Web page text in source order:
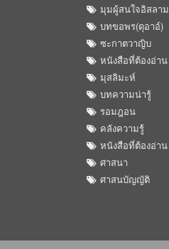
มุมผู้สนใจอิสลาม
บทขอพร(ดุอาอ์)
ซะกาตวาญิบ
หนังสือที่ต้องอ่าน
มุสลิมะห์
บทความน่ารู้
รอมฎอน
คลังความรู้
หนังสือที่ต้องอ่าน
ศาสนา
ศาสนบัญญัติ